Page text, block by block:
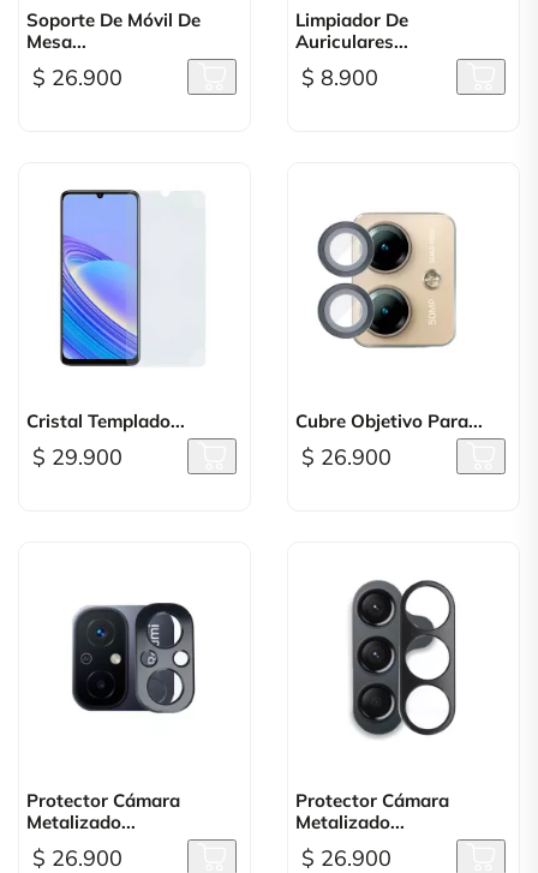
Soporte De Móvil De
Mesa...
$ 26.900
Limpiador De
Auriculares...
$ 8.900
Cristal Templado...
$ 29.900
Cubre Objetivo Para...
$ 26.900
Protector Cámara
Metalizado...
$ 26.900
Protector Cámara
Metalizado...
$ 26.900